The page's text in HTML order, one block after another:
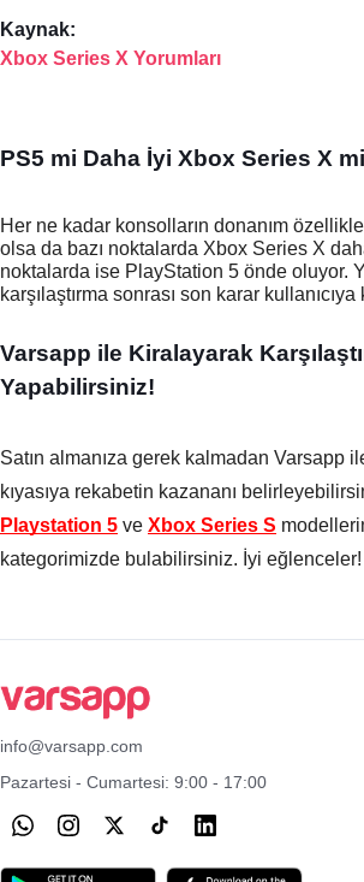
Kaynak:
Xbox Series X Yorumları
PS5 mi Daha İyi Xbox Series X
Her ne kadar konsolların donanım
olsa da bazı noktalarda Xbox Series X
noktalarda ise PlayStation 5 önde oluyor.
karşılaştırma sonrası son karar kullanıcıya
Varsapp ile Kiralayarak
Yapabilirsiniz!
Satın almanıza gerek kalmadan Varsapp
kıyasıya rekabetin kazananı
Playstation 5 ve Xbox Series S
kategorimizde bulabilirsiniz. İyi eğlenceler!
info@varsapp.com
Pazartesi - Cumartesi: 9:00 - 17:00